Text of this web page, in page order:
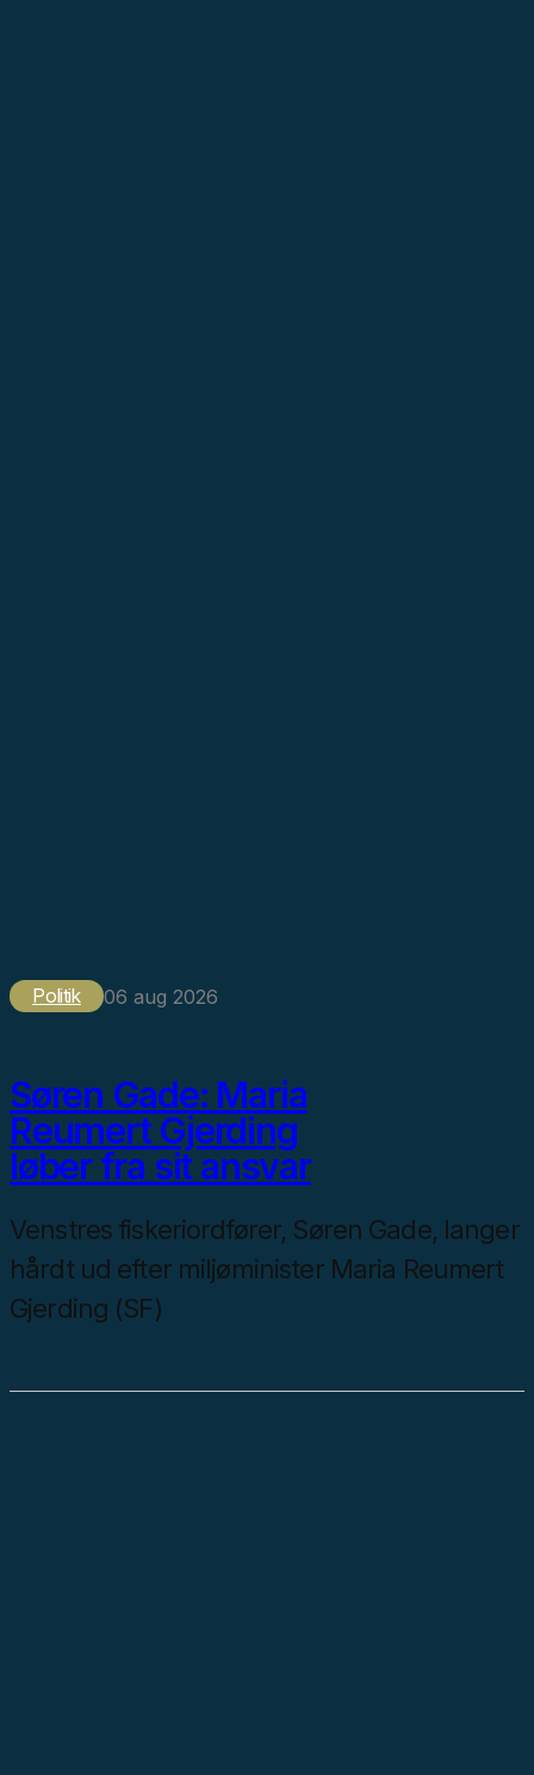
Politik 06 aug 2026
Søren Gade: Maria
Reumert Gjerding
løber fra sit ansvar
Venstres fiskeriordfører, Søren Gade, langer
hårdt ud efter miljøminister Maria Reumert
Gjerding (SF)